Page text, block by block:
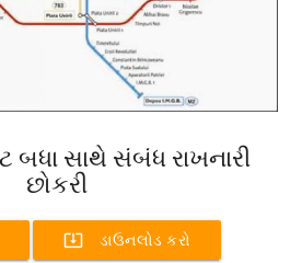
બધા સાથે સંબંધ રાખનારી
છોકરી
system_update_alt ડાઉનલોડ કરો